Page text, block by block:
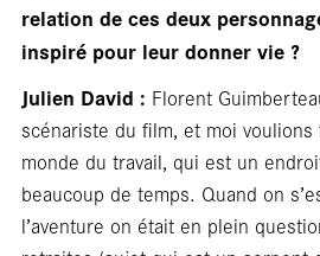
relation de ces deux
inspiré pour leur donner vie ?
Julien David : Florent
scénariste du film, et moi
monde du travail, qui est un
beaucoup de temps. Quand on
l’aventure on était en plein